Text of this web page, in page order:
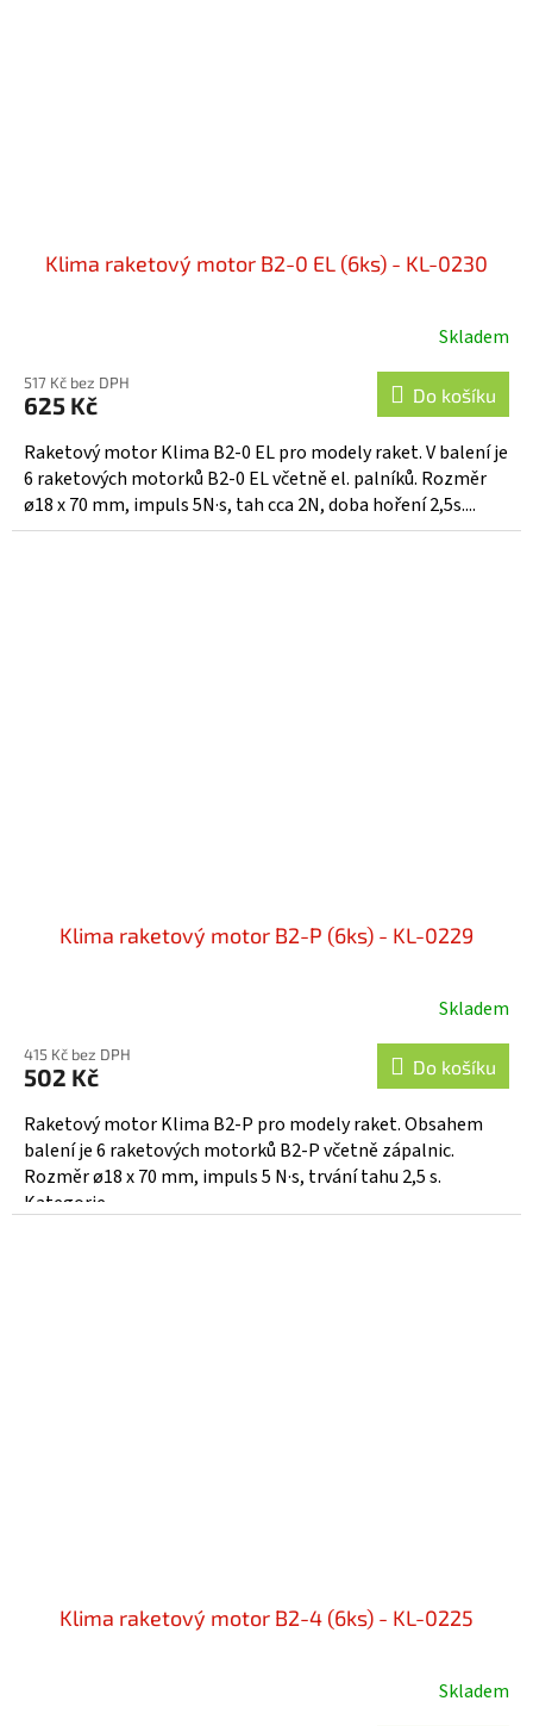
Klima raketový motor B2-0 EL (6ks) - KL-0230
Skladem
517 Kč bez DPH
625 Kč Do košíku
Raketový motor Klima B2-0 EL pro modely raket. V balení je
6 raketových motorků B2-0 EL včetně el. palníků. Rozměr
ø18 x 70 mm, impuls 5N·s, tah cca 2N, doba hoření 2,5s....
Klima raketový motor B2-P (6ks) - KL-0229
Skladem
415 Kč bez DPH
502 Kč Do košíku
Raketový motor Klima B2-P pro modely raket. Obsahem
balení je 6 raketových motorků B2-P včetně zápalnic.
Rozměr ø18 x 70 mm, impuls 5 N·s, trvání tahu 2,5 s.
Kategorie...
Klima raketový motor B2-4 (6ks) - KL-0225
Skladem